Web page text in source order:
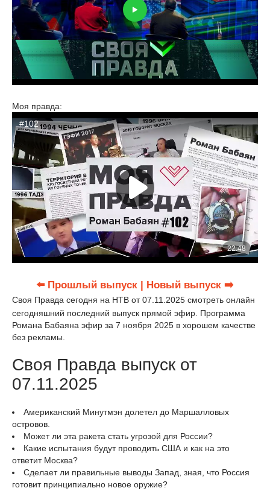
Моя правда:
⬅️ Прошлый выпуск | Новый выпуск ➡️
Своя Правда сегодня на НТВ от 07.11.2025 смотреть онлайн
сегодняшний последний выпуск прямой эфир. Программа
Романа Бабаяна эфир за 7 ноября 2025 в хорошем качестве
без рекламы.
Своя Правда выпуск от
07.11.2025
Американский Минутмэн долетел до Маршалловых
островов.
Может ли эта ракета стать угрозой для России?
Какие испытания будут проводить США и как на это
ответит Москва?
Сделает ли правильные выводы Запад, зная, что Россия
готовит принципиально новое оружие?